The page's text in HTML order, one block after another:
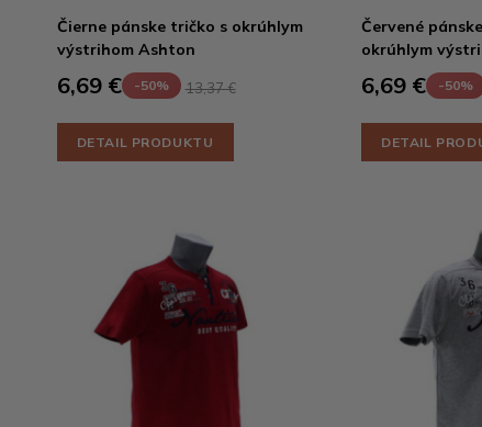
Čierne pánske tričko s okrúhlym
výstrihom Ashton
6,69 € -50% 13,37 €
DETAIL PRODUKTU
Červené
okrúhlym
6,69 € -50%
DETAIL